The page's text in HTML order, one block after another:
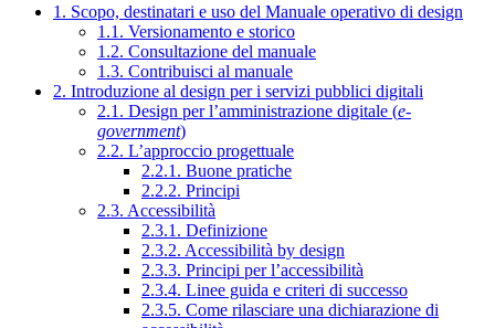
1. Scopo, destinatari e uso del Manuale operativo di design
1.1. Versionamento e storico
1.2. Consultazione del manuale
1.3. Contribuisci al manuale
2. Introduzione al design per i servizi pubblici digitali
2.1. Design per l’amministrazione digitale (e-
government)
2.2. L’approccio progettuale
2.2.1. Buone pratiche
2.2.2. Principi
2.3. Accessibilità
2.3.1. Definizione
2.3.2. Accessibilità by design
2.3.3. Principi per l’accessibilità
2.3.4. Linee guida e criteri di successo
2.3.5. Come rilasciare una dichiarazione di